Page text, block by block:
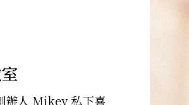
辦人 Mikey 私下喜